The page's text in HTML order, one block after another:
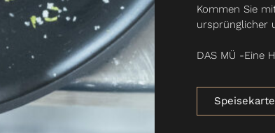
Kommen Sie
ursprünglicher
DAS MÜ -Eine
Speisekarte